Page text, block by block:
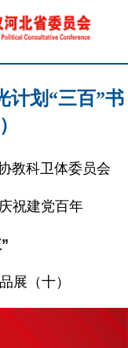
划“三百”书
教科卫体委员会
祝建党百年
展（十）